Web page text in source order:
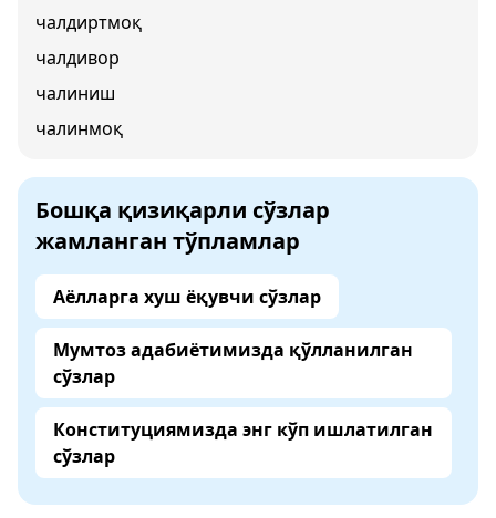
чалдиртмоқ
чалдивор
чалиниш
чалинмоқ
Бошқа қизиқарли сўзлар
жамланган тўпламлар
Аёлларга хуш ёқувчи сўзлар
Мумтоз адабиётимизда қўлланилган
сўзлар
Конституциямизда энг кўп ишлатилган
сўзлар